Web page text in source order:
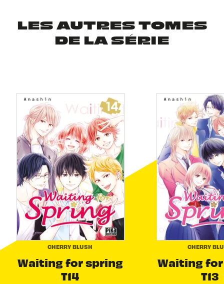
LES AUTRES TOMES
DE LA SÉRIE
CHERRY BLUSH
Waiting for spring
T14
CHERRY
Waiting
T13